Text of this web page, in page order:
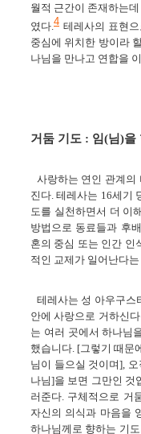
월적 근간이 존재하는
였다.4 테레사의 표현
중심에 위치한 방이라
나님을 만나고 연합을
거둠 기도 : 임(님)을
사랑하는 연인 관계의
진다. 테레사는 16세기
도를 실천하면서 더 이
방법으로 동료들과 후
혼의 중심 또는 인간 인
적인 교제가 일어난다
테레사는 성 아우구스
안에 사랑으로 거하신
는 여러 곳에서 하나님
했습니다. [그렇기 때문
님이 들으실 것이며],
나님]을 보면 그만인 것
러준다. 구체적으로 거
자신의 의식과 마음을
하나님께로 향하는 기